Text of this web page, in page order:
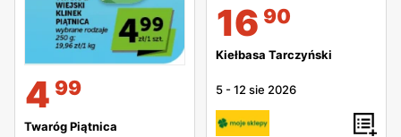
4 99
Twaróg Piątnica
16 90
Kiełbasa Tarczyński
5 -12 sie 2026